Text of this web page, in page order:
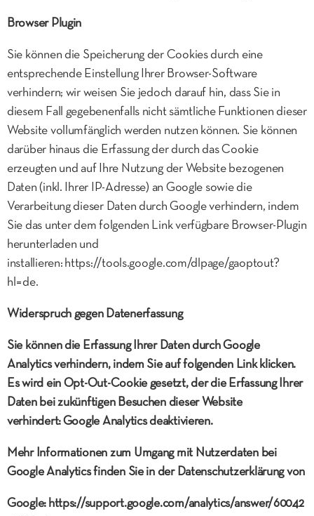
Browser Plugin
Sie können die Speicherung der Cookies durch eine
entsprechende Einstellung Ihrer Browser-Software
verhindern; wir weisen Sie jedoch darauf hin, dass Sie in
diesem Fall gegebenenfalls nicht sämtliche Funktionen dieser
Website vollumfänglich werden nutzen können. Sie können
darüber hinaus die Erfassung der durch das Cookie
erzeugten und auf Ihre Nutzung der Website bezogenen
Daten (inkl. Ihrer IP-Adresse) an Google sowie die
Verarbeitung dieser Daten durch Google verhindern, indem
Sie das unter dem folgenden Link verfügbare Browser-Plugin
herunterladen und
installieren: https://tools.google.com/dlpage/gaoptout?
hl=de.
Widerspruch gegen Datenerfassung
Sie können die Erfassung Ihrer Daten durch Google
Analytics verhindern, indem Sie auf folgenden Link klicken.
Es wird ein Opt-Out-Cookie gesetzt, der die Erfassung Ihrer
Daten bei zukünftigen Besuchen dieser Website
verhindert: Google Analytics deaktivieren.
Mehr Informationen zum Umgang mit Nutzerdaten bei
Google Analytics finden Sie in der Datenschutzerklärung von
Google: https://support.google.com/analytics/answer/60042